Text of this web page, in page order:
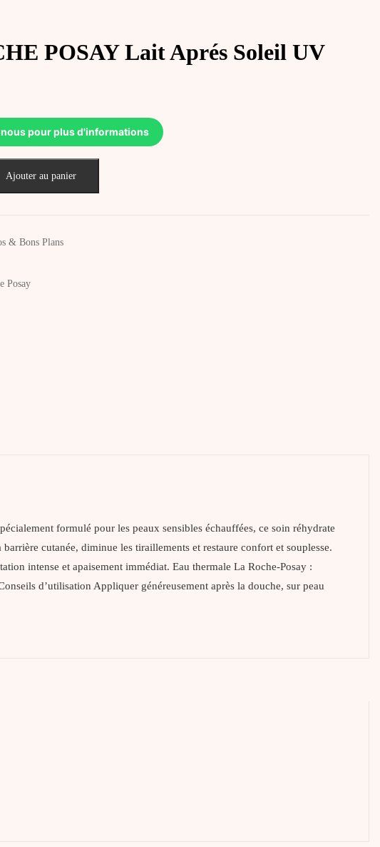
POSAY Lait Aprés Soleil UV
pour plus d'informations
Ajouter au panier
& Bons Plans
Posay
formulé pour les peaux sensibles échauffées, ce soin réhydrate
cutanée, diminue les tiraillements et restaure confort et souplesse.
intense et apaisement immédiat. Eau thermale La Roche-Posay :
d’utilisation Appliquer généreusement après la douche, sur peau